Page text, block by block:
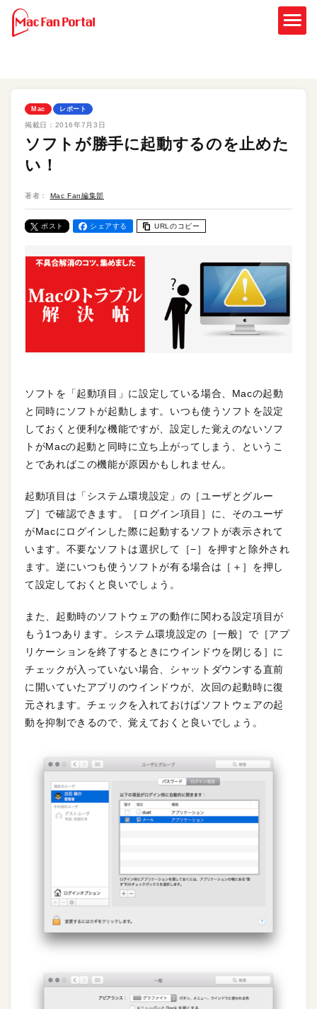
Mac レポート
掲載日： 2016年7月3日
ソフトが勝手に起動するのを止めた
い！
著者： Mac Fan編集部
ポスト シェアする URLのコピー
ソフトを「起動項目」に設定している場合、Macの起動
と同時にソフトが起動します。いつも使うソフトを設定
しておくと便利な機能ですが、設定した覚えのないソフ
トがMacの起動と同時に立ち上がってしまう、というこ
とであればこの機能が原因かもしれません。
起動項目は「システム環境設定」の［ユーザとグルー
プ］で確認できます。［ログイン項目］に、そのユーザ
がMacにログインした際に起動するソフトが表示されて
います。不要なソフトは選択して［−］を押すと除外され
ます。逆にいつも使うソフトが有る場合は［＋］を押し
て設定しておくと良いでしょう。
また、起動時のソフトウェアの動作に関わる設定項目が
もう1つあります。システム環境設定の［一般］で［アプ
リケーションを終了するときにウインドウを閉じる］に
チェックが入っていない場合、シャットダウンする直前
に開いていたアプリのウインドウが、次回の起動時に復
元されます。チェックを入れておけばソフトウェアの起
動を抑制できるので、覚えておくと良いでしょう。